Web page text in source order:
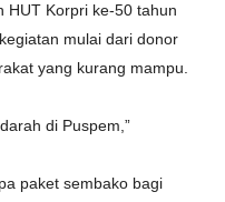
HUT Korpri ke-50 tahun
mulai dari donor
yang kurang mampu.
di Puspem,”
paket sembako bagi